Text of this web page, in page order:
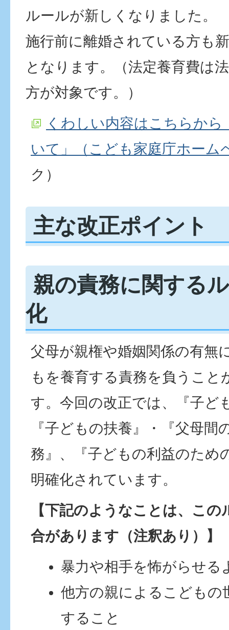
ルールが新しくなりました。
施行前に離婚されている方も
となります。（法定養育費は
方が対象です。）
くわしい内容はこちらから
いて」（こども家庭庁ホーム
ク）
主な改正ポイント
親の責務に関する
化
父母が親権や婚姻関係の有無
もを養育する責務を負うこと
す。今回の改正では、『子ど
『子どもの扶養』・『父母間
務』、『子どもの利益のため
明確化されています。
【下記のようなことは、こ
合があります（注釈あり）】
暴力や相手を怖がらせる
他方の親によるこどもの
すること